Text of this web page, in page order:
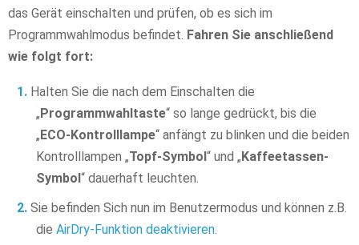
das Gerät einschalten und prüfen, ob es sich im
Programmwahlmodus befindet. Fahren Sie anschließend
wie folgt fort:
Halten Sie die nach dem Einschalten die
„Programmwahltaste“ so lange gedrückt, bis die
„ECO-Kontrolllampe“ anfängt zu blinken und die beiden
Kontrolllampen „Topf-Symbol“ und „Kaffeetassen-
Symbol“ dauerhaft leuchten.
Sie befinden Sich nun im Benutzermodus und können z.B.
die AirDry-Funktion deaktivieren